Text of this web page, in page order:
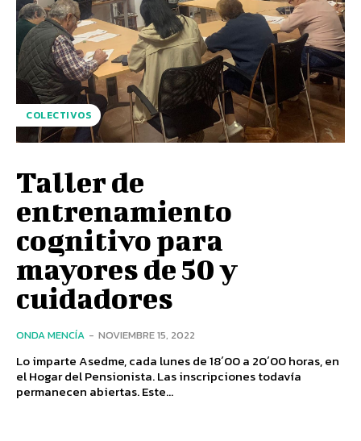
COLECTIVOS
Taller de
entrenamiento
cognitivo para
mayores de 50 y
cuidadores
ONDA MENCÍA - NOVIEMBRE 15, 2022
Lo imparte Asedme, cada lunes de 18´00 a 20´00 horas, en
el Hogar del Pensionista. Las inscripciones todavía
permanecen abiertas. Este...